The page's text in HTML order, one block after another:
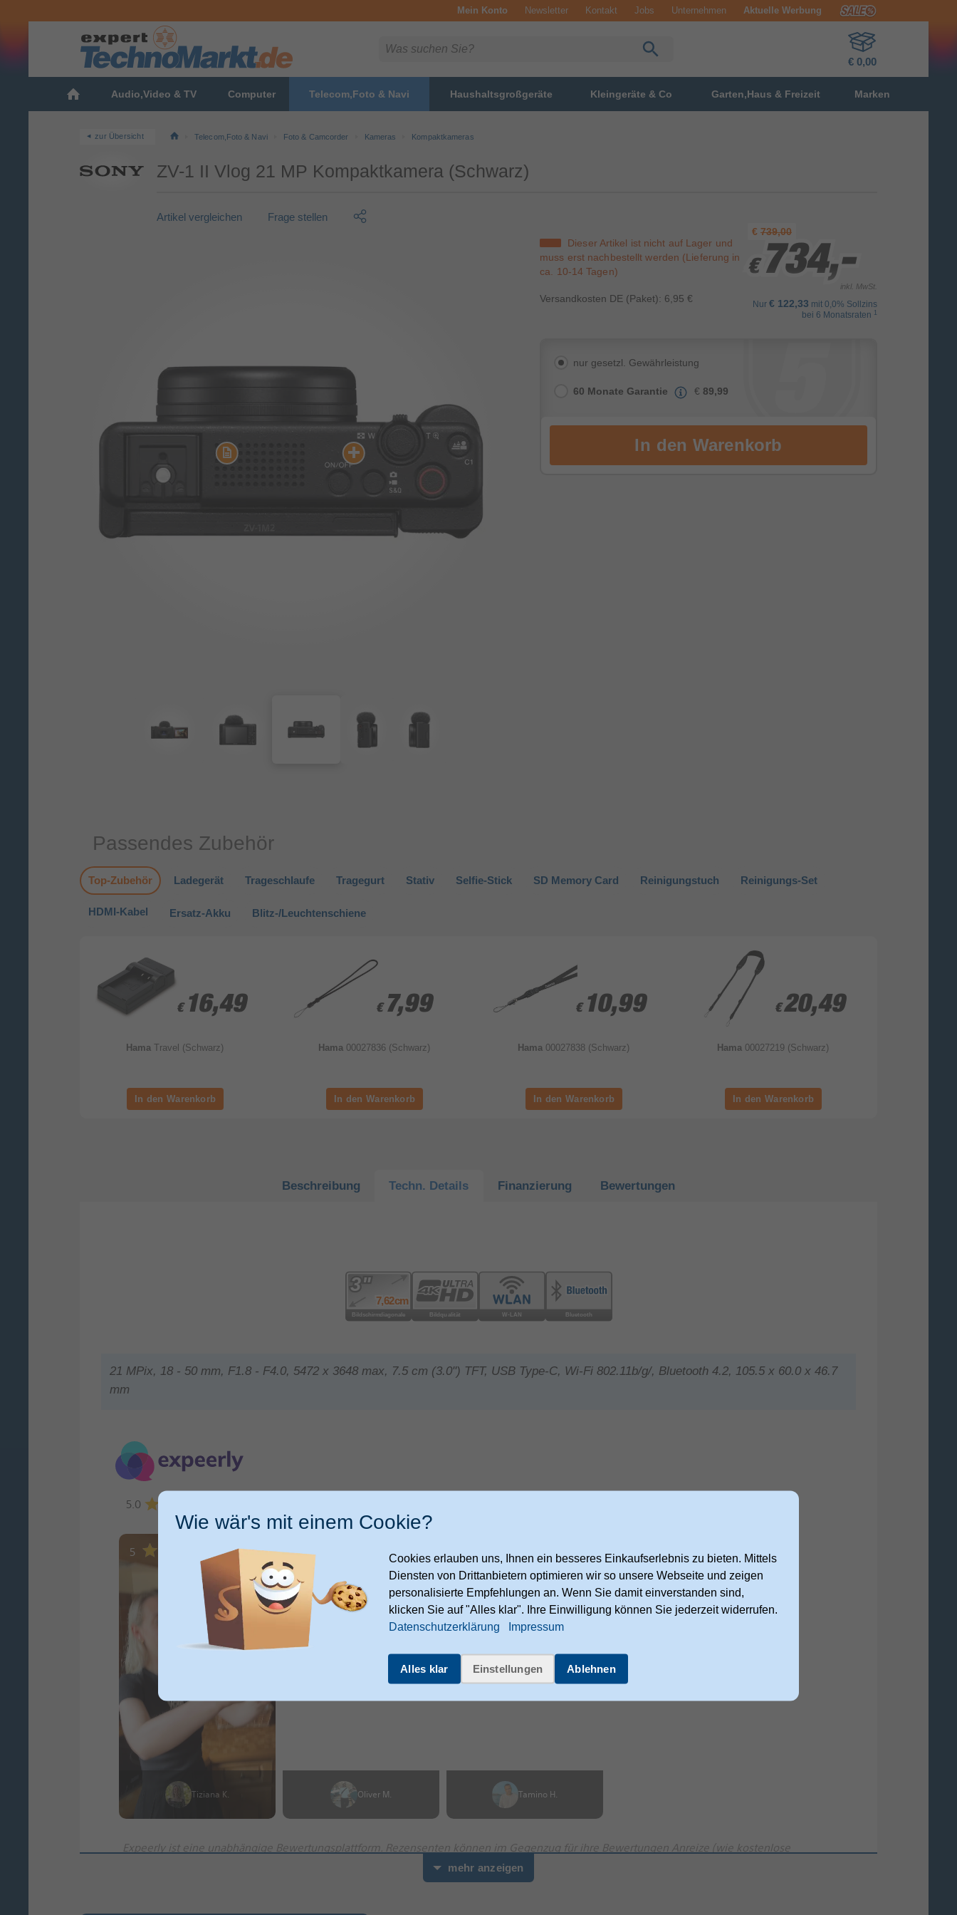
Mein Konto Newsletter Kontakt Jobs Unternehmen Aktuelle Werbung
€ 0,00
Audio,Video & TV Computer Telecom,Foto & Navi Haushaltsgroßgeräte Kleingeräte & Co Garten,Haus & Freizeit Marken
zur Übersicht Telecom,Foto & Navi Foto & Camcorder Kameras Kompaktkameras
ZV-1 II Vlog 21 MP Kompaktkamera (Schwarz)
Artikel vergleichen Frage stellen
Dieser Artikel ist nicht auf Lager und
muss erst nachbestellt werden (Lieferung in
ca. 10-14 Tagen)
Versandkosten DE (Paket): 6,95 €
€ 739,00
€734,-
€734,-
€734,-
inkl. MwSt.
Nur € 122,33 mit 0,0% Sollzins
bei 6 Monatsraten 1
nur gesetzl. Gewährleistung
60 Monate Garantie € 89,99
Passendes Zubehör
Top-Zubehör Ladegerät Trageschlaufe Tragegurt Stativ Selfie-Stick SD Memory Card Reinigungstuch Reinigungs-Set
HDMI-Kabel Ersatz-Akku Blitz-/Leuchtenschiene
€ 16,49
€ 16,49
HamaTravel (Schwarz)
€ 7,99
€ 7,99
Hama 00027836 (Schwarz)
€ 10,99
€ 10,99
Hama 00027838 (Schwarz)
€ 20,49
€ 20,49
Hama 00027219 (Schwarz)
Beschreibung Techn. Details Finanzierung Bewertungen
21 MPix, 18 - 50 mm, F1.8 - F4.0, 5472 x 3648 max, 7.5 cm (3.0") TFT, USB Type-C, Wi-Fi 802.11b/g/, Bluetooth 4.2, 105.5 x 60.0 x 46.7
mm
5.0
5
Tiziana K.
5
Oliver M.
5
Tamino H.
Expeerly ist eine unabhängige Bewertungsplattform. Rezensenten können im Gegenzug für ihre Bewertungen Anreize (wie kostenlose
mehr anzeigen
Wie wär's mit einem Cookie?
Cookies erlauben uns, Ihnen ein besseres Einkaufserlebnis zu bieten. Mittels
Diensten von Drittanbietern optimieren wir so unsere Webseite und zeigen
personalisierte Empfehlungen an. Wenn Sie damit einverstanden sind,
klicken Sie auf "Alles klar". Ihre Einwilligung können Sie jederzeit widerrufen.
Datenschutzerklärung
Impressum
Alles klar Einstellungen Ablehnen